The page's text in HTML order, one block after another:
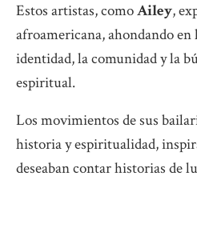
Estos artistas, comoAiley,
afroamericana, ahondando
identidad, la comunidad y la
espiritual.
Los movimientos de sus
historia y espiritualidad,
deseaban contar historias de